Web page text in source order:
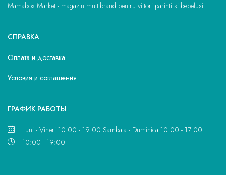
Mamabox Market - magazin multibrand pentru viitori parinti si bebelusi.
СПРАВКА
Оплата и доставка
Условия и соглашения
ГРАФИК РАБОТЫ
Luni - Vineri 10:00 - 19:00 Sambata - Duminica 10:00 - 17:00
10:00 - 19:00